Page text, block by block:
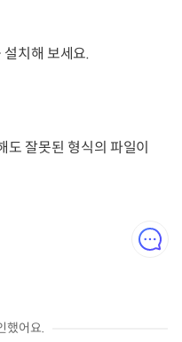
치해 보세요.
잘못된 형식의 파일이
했어요.